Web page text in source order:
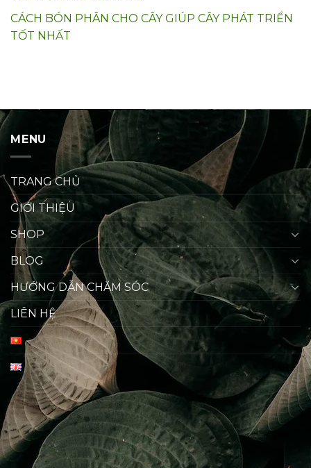
CÁCH BÓN PHÂN CHO CÂY GIÚP CÂY PHÁT TRIỂN
TỐT NHẤT
MENU
TRANG CHỦ
GIỚI THIỆU
SHOP
BLOG
HƯỚNG DẪN CHĂM SÓC
LIÊN HỆ